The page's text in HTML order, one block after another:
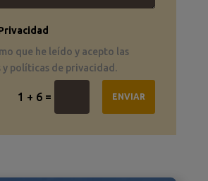
que he leído y acepto las
y políticas de privacidad.
1 + 6 = ENVIAR